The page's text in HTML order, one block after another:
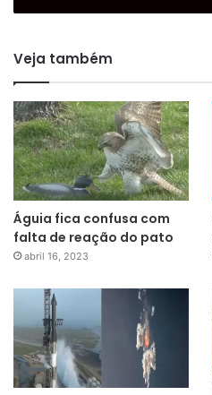
Veja também
Águia fica confusa com
falta de reação do pato
abril 16, 2023